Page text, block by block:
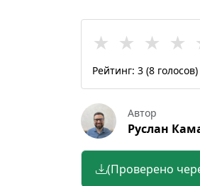
★ ★ ★ ★
Рейтинг: 3 (8 голосов)
Автор
Руслан
(Проверено